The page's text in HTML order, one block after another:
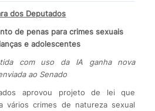
dos Deputados
de penas para crimes sexuais
e adolescentes
com uso da IA ganha nova
ao Senado
aprovou projeto de lei que
vários crimes de natureza sexual